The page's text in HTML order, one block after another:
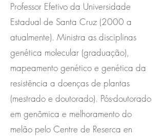
Professor Efetivo da Universidade
Estadual de Santa Cruz (2000 a
atualmente). Ministra as disciplinas
genética molecular (graduação),
mapeamento genético e genética da
resistência a doenças de plantas
(mestrado e doutorado). Pós-doutorado
em genômica e melhoramento do
melão pelo Centre de Reserca en